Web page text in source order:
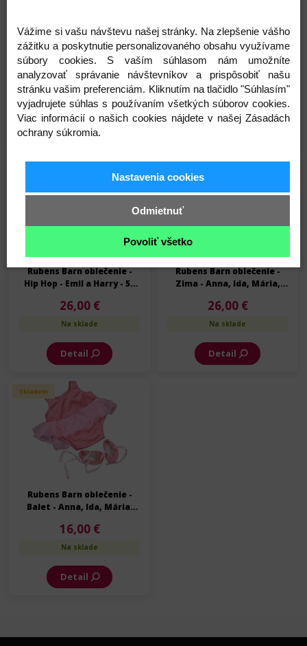
Rubens Barn oblečenie -
Slávnosť - Anna, Ida, Mária,
Meiya - 50 cm
24,00 €
Na sklade
Detail
Rubens Barn oblečenie -
Škola - Anna, Ida, Mária,
Meiya, Harry, Emil - 50 cm
26,00 €
Na sklade
Rubens Barn oblečenie -
Hip Hop - Emil a Harry - 50
26,00 €
Na sklade
Detail
Rubens Barn oblečenie -
Zima - Anna, Ida, Mária,
26,00 €
Na sklade
Detail
Skladom
Rubens Barn oblečenie -
Balet - Anna, Ida, Mária,
16,00 €
Na sklade
Detail
Vážime si vašu návštevu našej stránky. Na zlepšenie vášho
zážitku a poskytnutie personalizovaného obsahu využívame
súbory cookies. S vaším súhlasom nám umožníte
analyzovať správanie návštevníkov a prispôsobiť našu
stránku vašim preferenciám. Kliknutím na tlačidlo "Súhlasím"
vyjadrujete súhlas s používaním všetkých súborov cookies.
Viac informácií o našich cookies nájdete v našej Zásadách
ochrany súkromia.
Nastavenia cookies
Odmietnuť
Povoliť všetko